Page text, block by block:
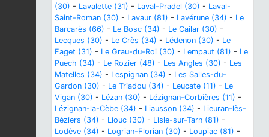
(30) - Lavalette (31) - Laval-Pradel (30) - Laval-
Saint-Roman (30) - Lavaur (81) - Lavérune (34) - Le
Barcarès (66) - Le Bosc (34) - Le Cailar (30) -
Lecques (30) - Le Crès (34) - Lédenon (30) - Le
Faget (31) - Le Grau-du-Roi (30) - Lempaut (81) - Le
Puech (34) - Le Rozier (48) - Les Angles (30) - Les
Matelles (34) - Lespignan (34) - Les Salles-du-
Gardon (30) - Le Triadou (34) - Leucate (11) - Le
Vigan (30) - Lézan (30) - Lézignan-Corbières (11) -
Lézignan-la-Cèbe (34) - Liausson (34) - Lieuran-lès-
Béziers (34) - Liouc (30) - Lisle-sur-Tarn (81) -
Lodève (34) - Logrian-Florian (30) - Loupiac (81) -